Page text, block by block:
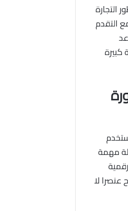
التجارة
التقدم
مهمة
عنصرا لا